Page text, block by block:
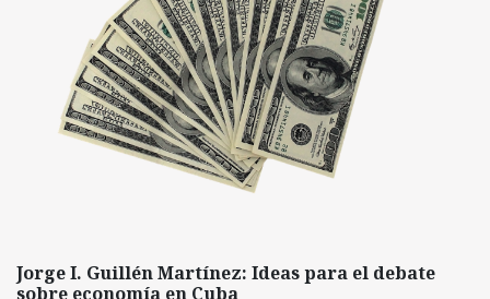
Jorge I. Guillén Martínez: Ideas para el debate
sobre economía en Cuba